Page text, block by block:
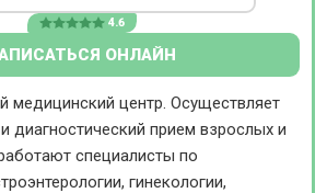
4.6
ОНЛАЙН
медицинский центр. Осуществляет
диагностический прием взрослых и
специалисты по
гинекологии,